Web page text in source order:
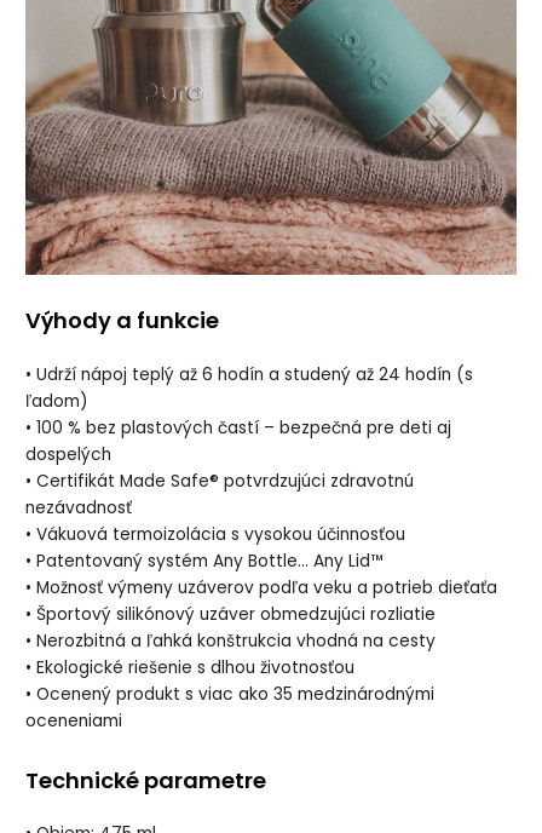
Výhody a funkcie
• Udrží nápoj teplý až 6 hodín a studený až 24 hodín (s
ľadom)
• 100 % bez plastových častí – bezpečná pre deti aj
dospelých
• Certifikát Made Safe® potvrdzujúci zdravotnú
nezávadnosť
• Vákuová termoizolácia s vysokou účinnosťou
• Patentovaný systém Any Bottle… Any Lid™
• Možnosť výmeny uzáverov podľa veku a potrieb dieťaťa
• Športový silikónový uzáver obmedzujúci rozliatie
• Nerozbitná a ľahká konštrukcia vhodná na cesty
• Ekologické riešenie s dlhou životnosťou
• Ocenený produkt s viac ako 35 medzinárodnými
oceneniami
Technické parametre